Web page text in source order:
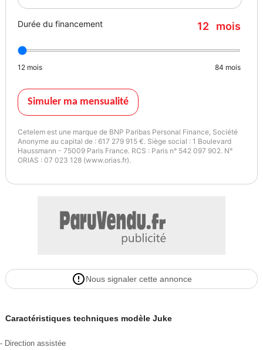
Durée du financement 12 mois
12 mois 84 mois
Simuler ma mensualité
Cetelem est une marque de BNP Paribas Personal Finance, Société
Anonyme au capital de : 617 279 915 €. Siège social : 1 Boulevard
Haussmann - 75009 Paris France. RCS : Paris n° 542 097 902. N°
ORIAS : 07 023 128 (www.orias.fr).
Nous signaler cette annonce
Caractéristiques techniques modèle Juke
- Direction assistée